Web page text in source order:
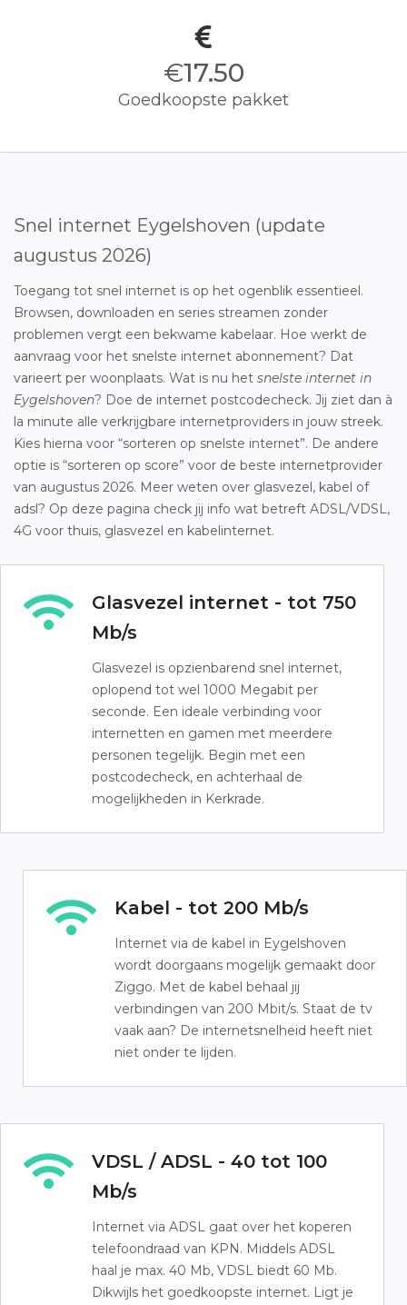
€17.50
Goedkoopste pakket
Snel internet Eygelshoven (update
augustus 2026)
Toegang tot snel internet is op het ogenblik essentieel.
Browsen, downloaden en series streamen zonder
problemen vergt een bekwame kabelaar. Hoe werkt de
aanvraag voor het snelste internet abonnement? Dat
varieert per woonplaats. Wat is nu het snelste internet in
Eygelshoven? Doe de internet postcodecheck. Jij ziet dan à
la minute alle verkrijgbare internetproviders in jouw streek.
Kies hierna voor “sorteren op snelste internet”. De andere
optie is “sorteren op score” voor de beste internetprovider
van augustus 2026. Meer weten over glasvezel, kabel of
adsl? Op deze pagina check jij info wat betreft ADSL/VDSL,
4G voor thuis, glasvezel en kabelinternet.
Glasvezel internet - tot 750
Mb/s
Glasvezel is opzienbarend snel internet,
oplopend tot wel 1000 Megabit per
seconde. Een ideale verbinding voor
internetten en gamen met meerdere
personen tegelijk. Begin met een
postcodecheck, en achterhaal de
mogelijkheden in Kerkrade.
Kabel - tot 200 Mb/s
Internet via de kabel in Eygelshoven
wordt doorgaans mogelijk gemaakt door
Ziggo. Met de kabel behaal jij
verbindingen van 200 Mbit/s. Staat de tv
vaak aan? De internetsnelheid heeft niet
niet onder te lijden.
VDSL / ADSL - 40 tot 100
Mb/s
Internet via ADSL gaat over het koperen
telefoondraad van KPN. Middels ADSL
haal je max. 40 Mb, VDSL biedt 60 Mb.
Dikwijls het goedkoopste internet. Ligt je